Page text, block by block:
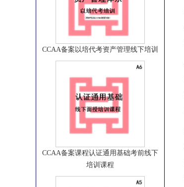
CCAA备案以培代考资产管理线下培训
CCAA备案课程认证通用基础考前线下
培训课程